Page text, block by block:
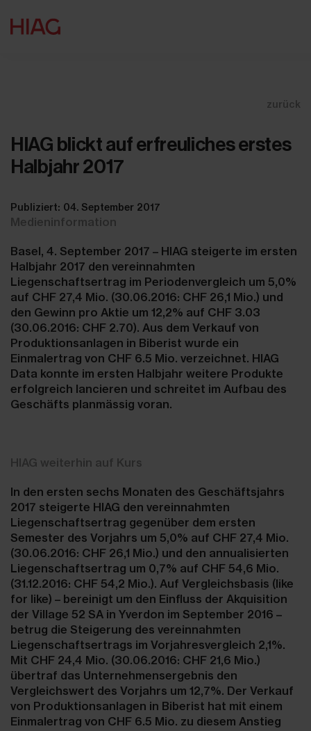
zurück
HIAG blickt auf erfreuliches erstes
Halbjahr 2017
Publiziert: 04. September 2017
Medieninformation
Basel, 4. September 2017 – HIAG steigerte im ersten
Halbjahr 2017 den vereinnahmten
Liegenschaftsertrag im Periodenvergleich um 5,0%
auf CHF 27,4 Mio. (30.06.2016: CHF 26,1 Mio.) und
den Gewinn pro Aktie um 12,2% auf CHF 3.03
(30.06.2016: CHF 2.70). Aus dem Verkauf von
Produktionsanlagen in Biberist wurde ein
Einmalertrag von CHF 6.5 Mio. verzeichnet. HIAG
Data konnte im ersten Halbjahr weitere Produkte
erfolgreich lancieren und schreitet im Aufbau des
Geschäfts planmässig voran.
HIAG weiterhin auf Kurs
In den ersten sechs Monaten des Geschäftsjahrs
2017 steigerte HIAG den vereinnahmten
Liegenschaftsertrag gegenüber dem ersten
Semester des Vorjahrs um 5,0% auf CHF 27,4 Mio.
(30.06.2016: CHF 26,1 Mio.) und den annualisierten
Liegenschaftsertrag um 0,7% auf CHF 54,6 Mio.
(31.12.2016: CHF 54,2 Mio.). Auf Vergleichsbasis (like
for like) – bereinigt um den Einfluss der Akquisition
der Village 52 SA in Yverdon im September 2016 –
betrug die Steigerung des vereinnahmten
Liegenschaftsertrags im Vorjahresvergleich 2,1%.
Mit CHF 24,4 Mio. (30.06.2016: CHF 21,6 Mio.)
übertraf das Unternehmensergebnis den
Vergleichswert des Vorjahrs um 12,7%. Der Verkauf
von Produktionsanlagen in Biberist hat mit einem
Einmalertrag von CHF 6.5 Mio. zu diesem Anstieg